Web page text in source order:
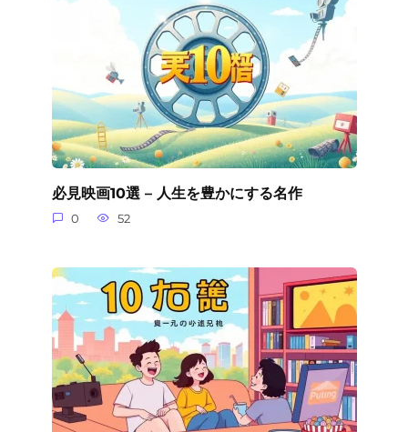
必見映画10選 – 人生を豊かにする名作
0 52